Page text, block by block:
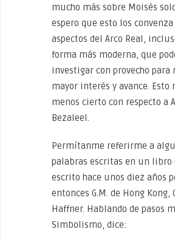
mucho más sobre Moisés
espero que esto los
aspectos del Arco Real,
forma más moderna, que
investigar con provecho para
mayor interés y avance. Esto
menos cierto con respecto a
Bezaleel.
Permítanme referirme a
palabras escritas en un libro
escrito hace unos diez años
entonces G.M. de Hong Kong,
Haffner. Hablando de pasos
Simbolismo, dice: